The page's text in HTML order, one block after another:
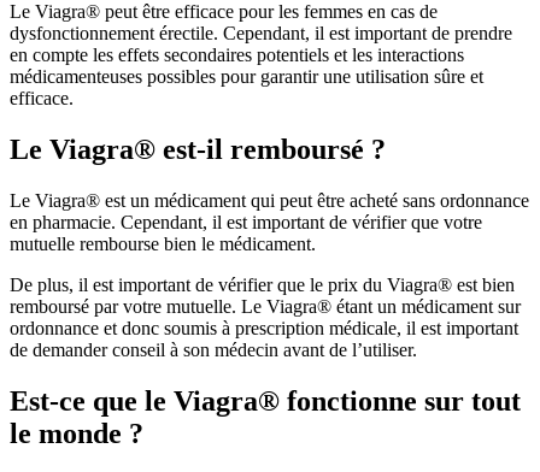
Le Viagra® peut être efficace pour les femmes en cas de
dysfonctionnement érectile. Cependant, il est important de prendre
en compte les effets secondaires potentiels et les interactions
médicamenteuses possibles pour garantir une utilisation sûre et
efficace.
Le Viagra® est-il remboursé ?
Le Viagra® est un médicament qui peut être acheté sans ordonnance
en pharmacie. Cependant, il est important de vérifier que votre
mutuelle rembourse bien le médicament.
De plus, il est important de vérifier que le prix du Viagra® est bien
remboursé par votre mutuelle. Le Viagra® étant un médicament sur
ordonnance et donc soumis à prescription médicale, il est important
de demander conseil à son médecin avant de l’utiliser.
Est-ce que le Viagra® fonctionne sur tout
le monde ?